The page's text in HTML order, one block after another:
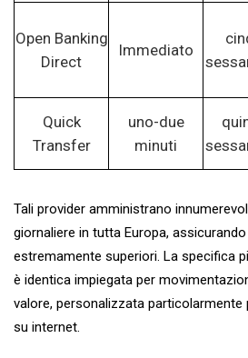
Open Banking
Direct
Immediato
Quick
Transfer
uno-due
minuti
Tali provider amministrano
giornaliere in tutta Europa,
estremamente superiori. La specifica
è identica impiegata per
valore, personalizzata particolarmente
su internet.